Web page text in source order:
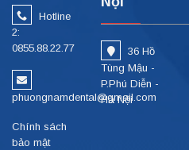
Hotline
2:
0855.88.22.77
phuongnamdental@gmail.com
Chính sách
bảo mật
36 Hồ
Tùng Mậu -
P.Phú Diễn -
Hà Nội